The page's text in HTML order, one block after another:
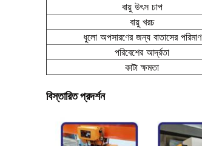
বায়ু উৎস চাপ
বায়ু খরচ
ধুলো অপসারণের জন্য বাতাসের পরিমাণ
পরিবেশের আর্দ্রতা
কাটা ক্ষমতা
বিস্তারিত প্রদর্শন